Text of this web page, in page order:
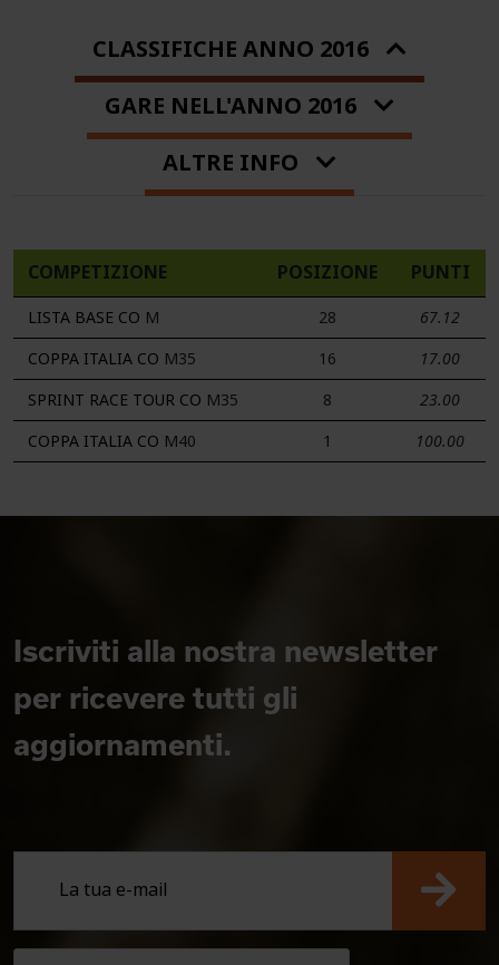
CLASSIFICHE ANNO 2016
GARE NELL'ANNO 2016
ALTRE INFO
COMPETIZIONE POSIZIONE PUNTI
LISTA BASE CO M 28
67.12
COPPA ITALIA CO M35 16
17.00
SPRINT RACE TOUR CO M35 8
23.00
COPPA ITALIA CO M40 1 100.00
Iscriviti alla nostra newsletter
per ricevere tutti gli
aggiornamenti.